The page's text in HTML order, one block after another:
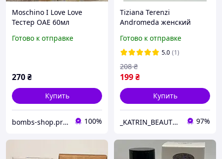
Moschino I Love Love
Тестер ОАЕ 60мл
Готово к отправке
270₴
Купить
bombs-shop.prom.ua 100%
Tiziana Terenzi
Andromeda женский
Готово к отправке
5.0 (1)
199₴
208 ₴
Купить
_KATRIN_BEAUTY_SHOP_ 97%